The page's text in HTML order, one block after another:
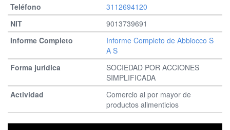
3112694120
9013739691
Informe Completo de Abbiocco S
A S
SOCIEDAD POR ACCIONES
SIMPLIFICADA
Comercio al por mayor de
productos alimenticios